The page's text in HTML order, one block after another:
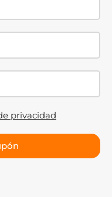
privacidad